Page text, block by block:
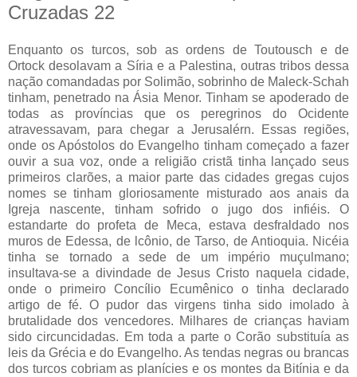
Cruzadas 22
Enquanto os turcos, sob as ordens de Toutousch e de
Ortock desolavam a Síria e a Palestina, outras tribos dessa
nação comandadas por Solimão, sobrinho de Maleck-Schah
tinham, penetrado na Ásia Menor. Tinham se apoderado de
todas as províncias que os peregrinos do Ocidente
atravessavam, para chegar a Jerusalérn. Essas regiões,
onde os Apóstolos do Evangelho tinham começado a fazer
ouvir a sua voz, onde a religião cristã tinha lançado seus
primeiros clarões, a maior parte das cidades gregas cujos
nomes se tinham gloriosamente misturado aos anais da
Igreja nascente, tinham sofrido o jugo dos infiéis. O
estandarte do profeta de Meca, estava desfraldado nos
muros de Edessa, de lcônio, de Tarso, de Antioquia. Nicéia
tinha se tornado a sede de um império muçulmano;
insultava-se a divindade de Jesus Cristo naquela cidade,
onde o primeiro Concílio Ecumênico o tinha declarado
artigo de fé. O pudor das virgens tinha sido imolado à
brutalidade dos vencedores. Milhares de crianças haviam
sido circuncidadas. Em toda a parte o Corão substituía as
leis da Grécia e do Evangelho. As tendas negras ou brancas
dos turcos cobriam as planícies e os montes da Bitínia e da